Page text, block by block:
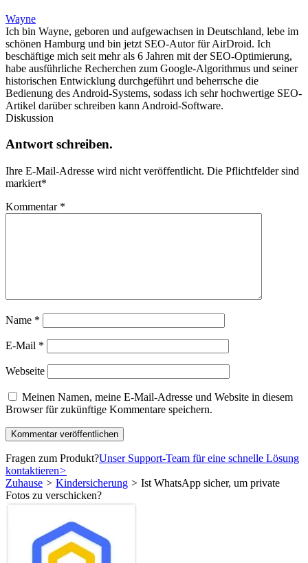
Wayne
Ich bin Wayne, geboren und aufgewachsen in Deutschland, lebe im
schönen Hamburg und bin jetzt SEO-Autor für AirDroid. Ich
beschäftige mich seit mehr als 6 Jahren mit der SEO-Optimierung,
habe ausführliche Recherchen zum Google-Algorithmus und seiner
historischen Entwicklung durchgeführt und beherrsche die
Bedienung des Android-Systems, sodass ich sehr hochwertige SEO-
Artikel darüber schreiben kann Android-Software.
Diskussion
Antwort schreiben.
Ihre E-Mail-Adresse wird nicht veröffentlicht. Die Pflichtfelder sind
markiert*
Kommentar *
Name *
E-Mail *
Webseite
Meinen Namen, meine E-Mail-Adresse und Website in diesem
Browser für zukünftige Kommentare speichern.
Fragen zum Produkt?Unser Support-Team für eine schnelle Lösung
kontaktieren>
Zuhause > Kindersicherung > Ist WhatsApp sicher, um private
Fotos zu verschicken?